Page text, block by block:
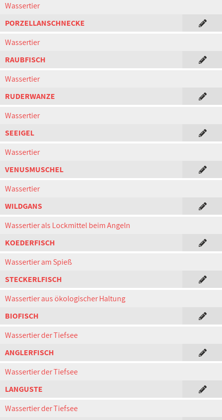
Wassertier
PORZELLANSCHNECKE
Wassertier
RAUBFISCH
Wassertier
RUDERWANZE
Wassertier
SEEIGEL
Wassertier
VENUSMUSCHEL
Wassertier
WILDGANS
Wassertier als Lockmittel beim Angeln
KOEDERFISCH
Wassertier am Spieß
STECKERLFISCH
Wassertier aus ökologischer Haltung
BIOFISCH
Wassertier der Tiefsee
ANGLERFISCH
Wassertier der Tiefsee
LANGUSTE
Wassertier der Tiefsee